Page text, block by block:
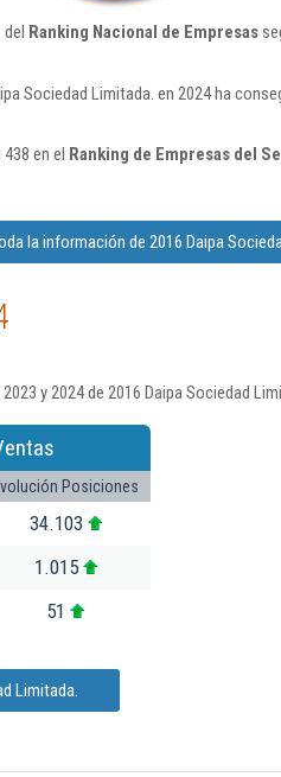
Ranking Nacional de Empresas
Sociedad Limitada. en 2024 ha
en el Ranking de Empresas del
la información de 2016 Daipa
y 2024 de 2016 Daipa Sociedad
Posiciones
34.103
1.015
51
Limitada.